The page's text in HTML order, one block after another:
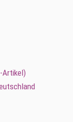
Artikel)